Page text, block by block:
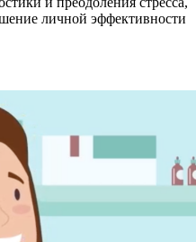
личной эффективности